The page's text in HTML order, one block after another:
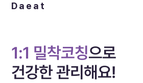
Daeat
1:1 밀착코칭으로
건강한 관리해요!